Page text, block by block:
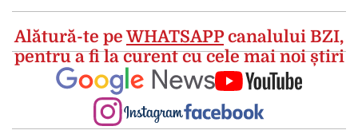
Alătură-te peWHATSAPPcanalului BZI,
pentru a fi la curent cu cele mai noi știri